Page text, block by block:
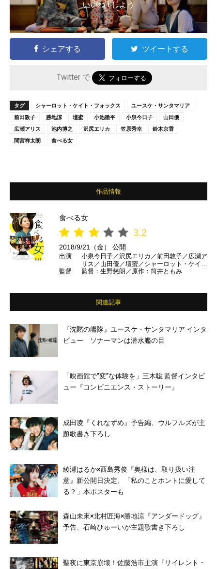
いいね ! しよう
シェアする ツイートする
Twitter で
タグ シャーロット・ケイト・フォックス
ユースケ・サンタマリア
前田敦子
勝地涼 壇蜜 小池徹平 小泉今日子
山田優
広瀬アリス
池内博之 沢尻エリカ 笠原秀幸
鈴木京香
間宮祥太朗
食べる女
作品情報
食べる女
3.2
2018/9/21（金） 公開
出演
小泉今日子／沢尻エリカ／前田敦子／広瀬ア
リス／山田優／壇蜜／シャーロット・ケイ
ト・フォックス／鈴木京香／ユースケ・サン
NGE RANGE)／PANTA(頭脳警察）／眞木蔵
人 ほか
監督 監督：生野慈朗／原作：筒井ともみ
関連記事
『沈黙の艦隊』ユースケ・サンタマリア インタ
ビュー ソナーマンは潜水艦の目
「映画館で”変”な体験を」三木聡 監督インタビ
ュー『コンビニエンス・ストーリー』
成田凌『くれなずめ』予告編、ウルフルズが主
題歌書き下ろし
綾瀬はるか×西島秀俊『奥様は、取り扱い注
意』新公開日決定、「私のことホントに愛して
る？」本ポスターも
森山未來×北村匠海×勝地涼『アンダードッグ』
予告、石崎ひゅーいが主題歌書き下ろし
聖夜に東京崩壊！佐藤浩市主演『サイレント・